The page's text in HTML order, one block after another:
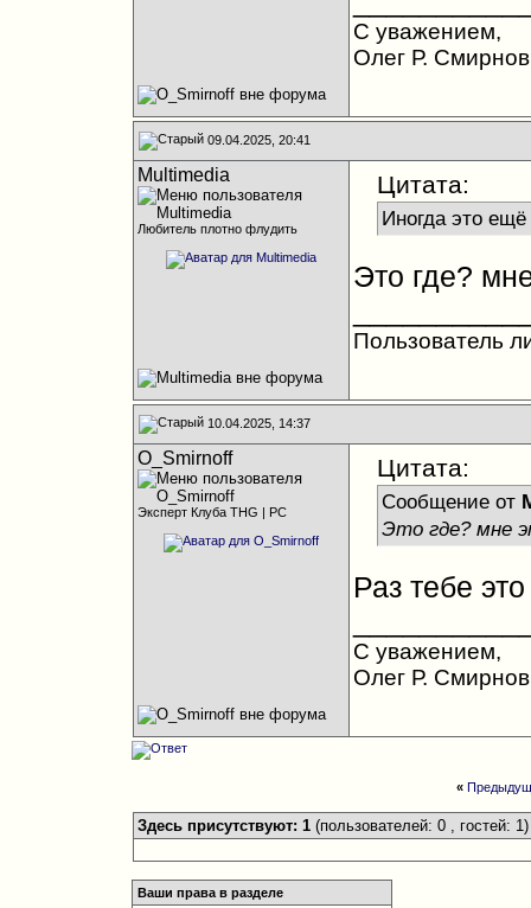
С уважением,
Олег Р. Смирнов
09.04.2025, 20:41
Multimedia
Любитель плотно флудить
Цитата:
Иногда это
Это где?
Пользователь
10.04.2025, 14:37
O_Smirnoff
Эксперт Клуба THG | PC
Цитата:
Сообщение от
Это где? мне
Раз тебе
С уважением,
Олег Р. Смирнов
«
Здесь присутствуют: 1 (пользователей: 0 , гостей: 1)
Ваши права в разделе